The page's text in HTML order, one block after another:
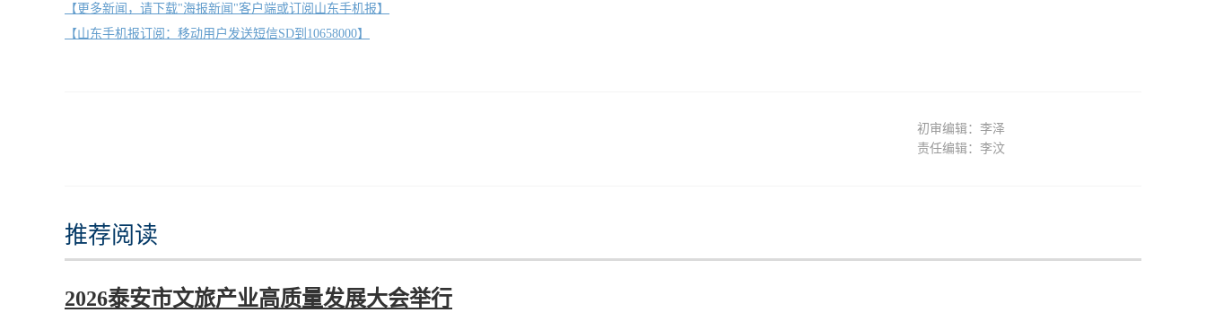
【更多新闻，请下载"海报新闻"客户端或订阅山东手机报】
【山东手机报订阅：移动用户发送短信SD到10658000】
初审编辑：李泽
责任编辑：李汶
推荐阅读
2026泰安市文旅产业高质量发展大会举行